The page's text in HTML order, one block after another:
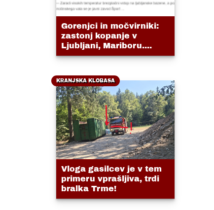
Gorenjci in močvirniki:
zastonj kopanje v
Ljubljani, Mariboru....
KRANJSKA KLOBASA
Vloga gasilcev je v tem
primeru vprašljiva, trdi
bralka Trme!